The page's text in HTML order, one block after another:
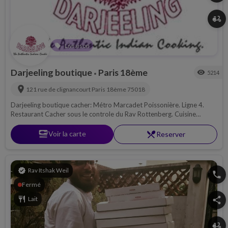
local_offer Livraison
delivery_dining
Darjeeling boutique • Paris 18ème visibility 5214
location_on 121 rue de clignancourt Paris 18ème 75018
Darjeeling boutique cacher: Métro Marcadet Poissonière. Ligne 4.
Restaurant Cacher sous le controle du Rav Rottenberg. Cuisine
Indienne ; livraison à domicile.
set_mealVoir la carte restaurant_menuReserver
verified Rav Itshak Weil
Fermé
restaurant Lait
phone
share
delivery_dining